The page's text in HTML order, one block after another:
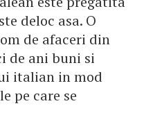
deloc asa. O
de afaceri din
de ani buni si
italian in mod
pe care se